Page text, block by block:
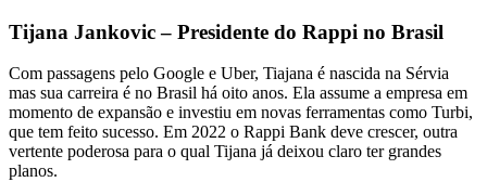
Tijana Jankovic – Presidente do Rappi no Brasil
Com passagens pelo Google e Uber, Tiajana é nascida na Sérvia
mas sua carreira é no Brasil há oito anos. Ela assume a empresa em
momento de expansão e investiu em novas ferramentas como Turbi,
que tem feito sucesso. Em 2022 o Rappi Bank deve crescer, outra
vertente poderosa para o qual Tijana já deixou claro ter grandes
planos.